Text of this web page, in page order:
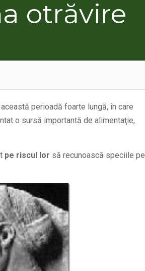
otrăvire
perioadă foarte lungă, în care
o sursă importantă de alimentaţie,
pe riscul lor să recunoască speciile pe